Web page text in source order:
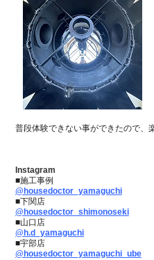
普段体験できない事ができたので、
Instagram
■施工事例
@housedoctor_yamaguchi
■下関店
@housedoctor_shimonoseki
■山口店
@h.d_yamaguchi
■宇部店
@housedoctor_yamaguchi_ube